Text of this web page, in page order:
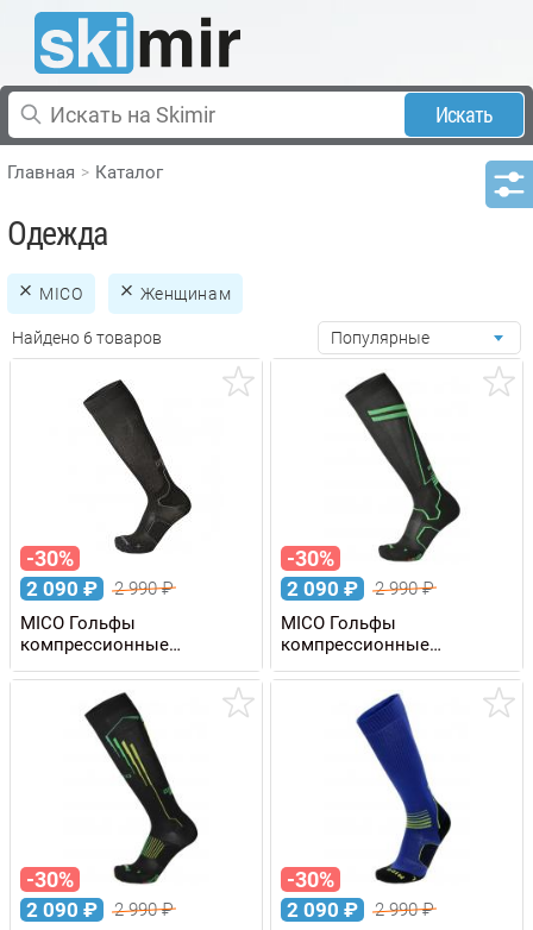
Искать
Главная Каталог
Одежда
MICO Женщинам
Найдено 6 товаров Популярные
-30%
2 090 ₽ 2 990₽
MICO Гольфы
компрессионные
COMPRESSION OXI-JET
-30%
2 090 ₽ 2 990₽
MICO Гольфы
компрессионные
COMPRESSION RUN
-30%
2 090 ₽ 2 990₽
-30%
2 090 ₽ 2 990₽